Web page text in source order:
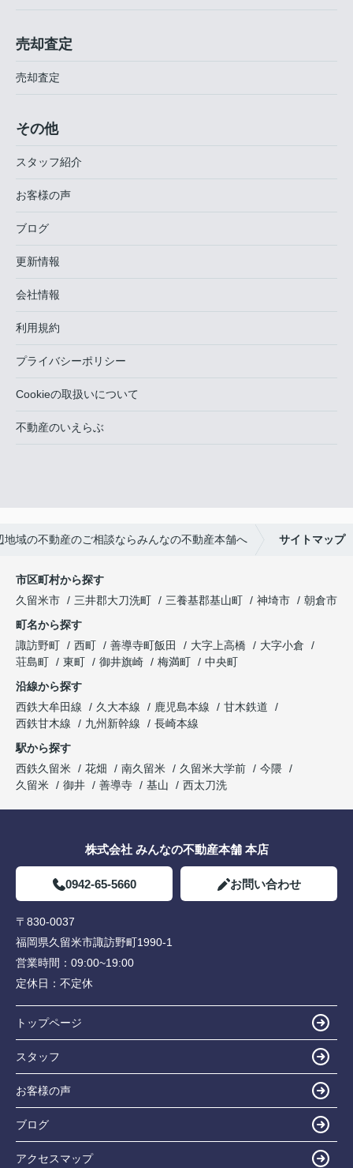
売却査定
売却査定
その他
スタッフ紹介
お客様の声
ブログ
更新情報
会社情報
利用規約
プライバシーポリシー
Cookieの取扱いについて
不動産のいえらぶ
域の不動産のご相談ならみんなの不動産本舗へ サイトマップ
市区町村から探す
久留米市
三井郡大刀洗町 三養基郡基山町 神埼市
朝倉市
町名から探す
諏訪野町
西町 善導寺町飯田 大字上高橋
大字小倉
荘島町
東町 御井旗崎 梅満町
中央町
沿線から探す
西鉄大牟田線
久大本線 鹿児島本線
甘木鉄道
西鉄甘木線
九州新幹線
長崎本線
駅から探す
西鉄久留米
花畑 南久留米 久留米大学前
今隈
久留米
御井 善導寺 基山 西太刀洗
株式会社 みんなの不動産本舗 本店
0942-65-5660 お問い合わせ
〒830-0037
福岡県久留米市諏訪野町1990-1
営業時間： 09:00~19:00
定休日： 不定休
トップページ
スタッフ
お客様の声
ブログ
アクセスマップ